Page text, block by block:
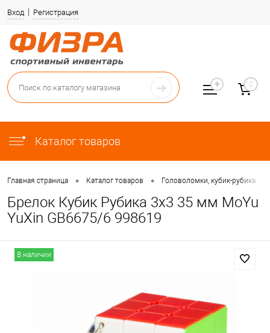
Вход Регистрация
Каталог товаров
0
Главная страница • Каталог товаров • Головоломки, кубик-рубика
Брелок Кубик Рубика 3х3 35 мм MoYu
YuXin GB6675/6 998619
В наличии